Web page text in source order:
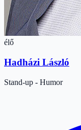
élő
Hadházi László
Stand-up - Humor